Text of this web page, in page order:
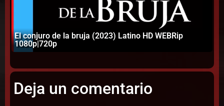
El conjuro de la bruja (2023) Latino HD WEBRip
1080p|720p
Deja un comentario